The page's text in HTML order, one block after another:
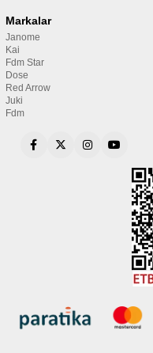
Markalar
Janome
Kai
Fdm Star
Dose
Red Arrow
Juki
Fdm